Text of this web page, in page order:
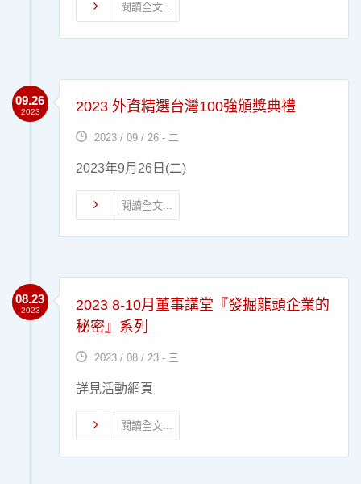
閱讀全文...
09.26
2023 2023 外資精選台灣100強頒獎典禮
2023 / 09 / 26 - 二
2023年9月26日(二)
閱讀全文...
08.23
2023
2023 8-10月董事講堂『發掘龍頭企業的
秘密』系列
2023 / 08 / 23 - 三
詳見活動網頁
閱讀全文...